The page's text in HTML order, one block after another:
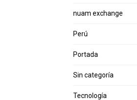
nuam exchange
Perú
Portada
Sin categoría
Tecnología